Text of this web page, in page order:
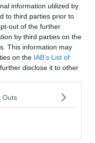
information utilized by
to third parties prior to
out of the further
by third parties on the
This information may
on the IAB’s List of
disclose it to other
Outs